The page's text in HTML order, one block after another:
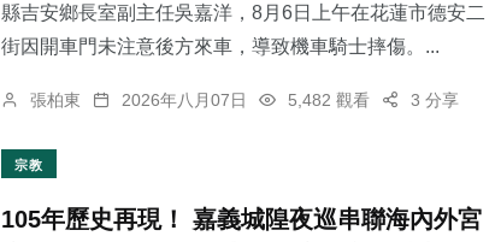
縣吉安鄉長室副主任吳嘉洋，8月6日上午在花蓮市德安二
街因開車門未注意後方來車，導致機車騎士摔傷。...
張柏東 2026年八月07日 5,482 觀看 3 分享
宗教
105年歷史再現！ 嘉義城隍夜巡串聯海內外宮
59+